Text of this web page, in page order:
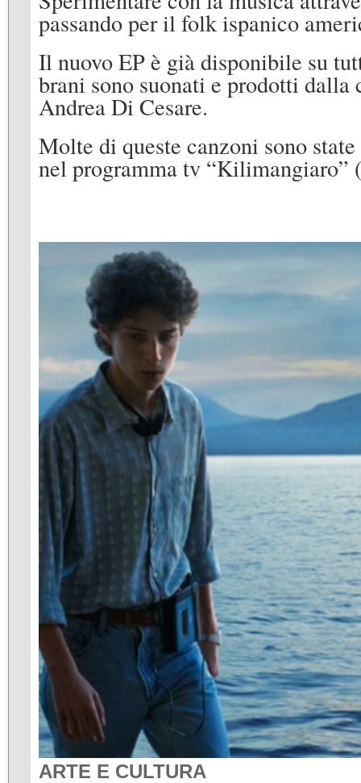
passando per il folk ispanico
Il nuovo EP è già disponibile su
brani sono suonati e prodotti dalla
Andrea Di Cesare.
Molte di queste canzoni sono
nel programma tv “Kilimangiaro”
ARTE E CULTURA